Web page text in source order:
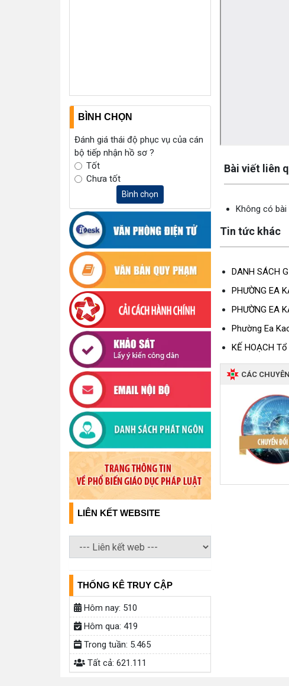
BÌNH CHỌN
Đánh giá thái độ phục vụ của cán
bộ tiếp nhận hồ sơ ?
Tốt
Chưa tốt
Bình chọn
LIÊN KẾT WEBSITE
THỐNG KÊ TRUY CẬP
Hôm nay: 510
Hôm qua: 419
Trong tuần: 5.465
Tất cả: 621.111
Bài viết liên
Không có bài
Tin tức khác
DANH SÁCH
PHƯỜNG EA
PHƯỜNG EA
Phường Ea
KẾ HOẠCH
CÁC